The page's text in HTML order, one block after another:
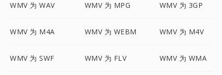
WMV 为 WAV WMV 为 MPG WMV 为 3GP
WMV 为 M4A WMV 为 WEBM WMV 为 M4V
WMV 为 SWF WMV 为 FLV WMV 为 WMA